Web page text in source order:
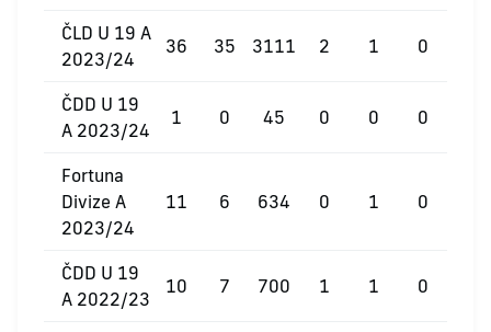
ČLD U 19 A
2023/24
36 35 3111 2 1 0
ČDD U 19
A 2023/24
1 0 45 0 0 0
Fortuna
Divize A
2023/24
11 6 634 0 1 0
ČDD U 19
A 2022/23
10 7 700 1 1 0